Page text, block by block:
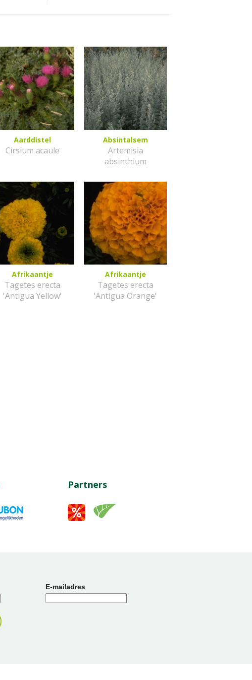
Aarddistel
Cirsium acaule
Absintalsem
Artemisia
absinthium
Afrikaantje
Tagetes erecta
'Antigua Yellow'
Afrikaantje
Tagetes erecta
'Antigua Orange'
Partners
E-mailadres